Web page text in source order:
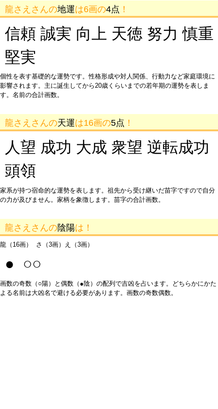
龍さえさんの地運は6画の4点 ！
信頼 誠実 向上 天徳 努力 慎重
堅実
個性を表す基礎的な運勢です。性格形成や対人関係、行動力など家庭環境に
影響されます。主に誕生してから20歳くらいまでの若年期の運勢を表しま
す。名前の合計画数。
龍さえさんの天運は16画の5点 ！
人望 成功 大成 衆望 逆転成功
頭領
家系が持つ宿命的な運勢を表します。祖先から受け継いだ苗字ですので自分
の力が及びません。家柄を象徴します。苗字の合計画数。
龍さえさんの陰陽は！
龍（16画） さ（3画）え（3画）
● ○○
画数の奇数（○陽）と偶数（●陰）の配列で吉凶を占います。どちらかにかた
よる名前は大凶名で避ける必要があります。画数の奇数偶数。